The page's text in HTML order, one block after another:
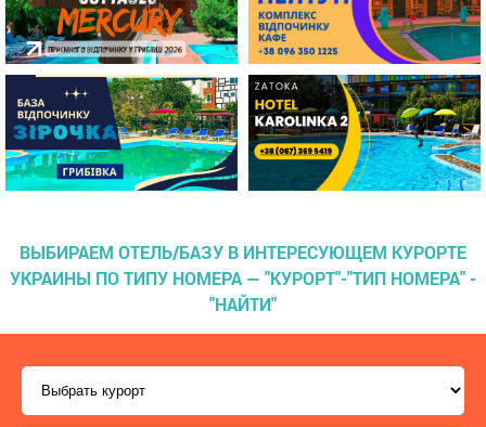
ВЫБИРАЕМ ОТЕЛЬ/БАЗУ В ИНТЕРЕСУЮЩЕМ КУРОРТЕ
УКРАИНЫ ПО ТИПУ НОМЕРА — "КУРОРТ"-"ТИП НОМЕРА" -
"НАЙТИ"